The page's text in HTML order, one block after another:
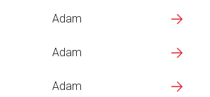
Adam
Adam
Adam